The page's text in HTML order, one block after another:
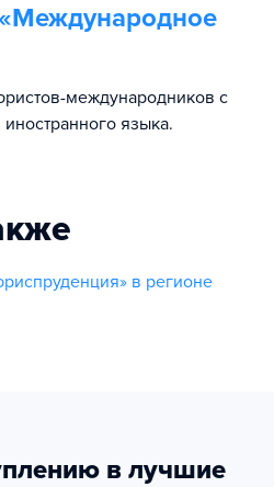
Международное
международников с
языка.
в регионе
в лучшие